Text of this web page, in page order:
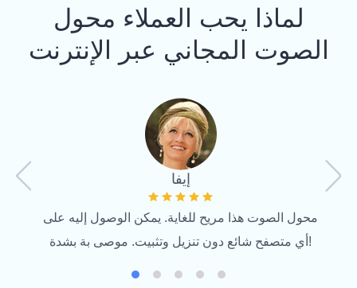
لماذا يحب العملاء محول
الصوت المجاني عبر الإنترنت
إيفا
محول الصوت هذا مريح للغاية. يمكن الوصول إليه على
أي متصفح شائع دون تنزيل وتثبيت. موصى بة بشدة!